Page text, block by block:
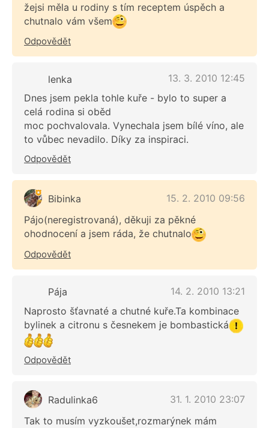
žejsi měla u rodiny s tím receptem úspěch a
chutnalo vám všem
Odpovědět
lenka
13. 3. 2010 12:45
Dnes jsem pekla tohle kuře - bylo to super a
celá rodina si oběd
moc pochvalovala. Vynechala jsem bílé víno, ale
to vůbec nevadilo. Díky za inspiraci.
Odpovědět
Bibinka
15. 2. 2010 09:56
Pájo(neregistrovaná), děkuji za pěkné
ohodnocení a jsem ráda, že chutnalo
Odpovědět
Pája
14. 2. 2010 13:21
Naprosto šťavnaté a chutné kuře.Ta kombinace
bylinek a citronu s česnekem je bombastická
Odpovědět
Radulinka6
31. 1. 2010 23:07
Tak to musím vyzkoušet,rozmarýnek mám